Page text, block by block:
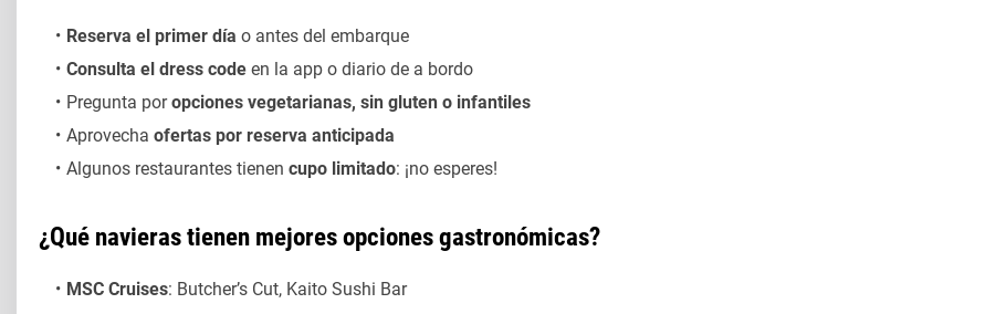
Reserva el primer día o antes del embarque
Consulta el dress code en la app o diario de a bordo
Pregunta poropciones vegetarianas, sin gluten o infantiles
Aprovecha ofertas por reserva anticipada
Algunos restaurantes tienen cupo limitado: ¡no esperes!
¿Qué navieras tienen mejores opciones gastronómicas?
MSC Cruises: Butcher’s Cut, Kaito Sushi Bar